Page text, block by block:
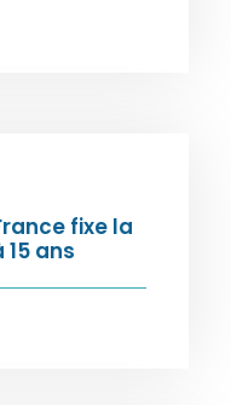
fixe la
ans